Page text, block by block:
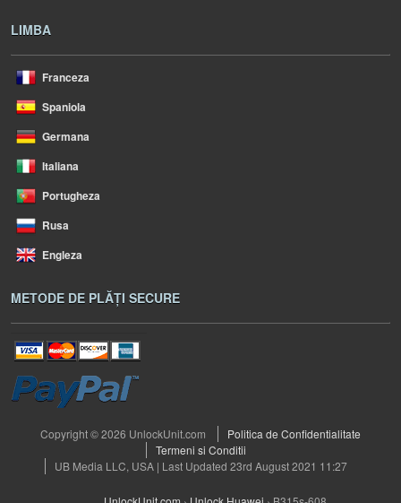
LIMBA
Franceza
Spaniola
Germana
Italiana
Portugheza
Rusa
Engleza
METODE DE PLĂȚI SECURE
Copyright © 2026 UnlockUnit.com
Politica de Confidentialitate
Termeni si Conditii
UB Media LLC, USA | Last Updated 23rd August 2021 11:27